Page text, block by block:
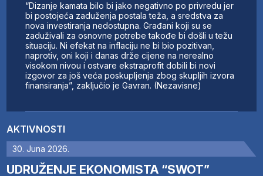
AKTIVNOSTI
30. Juna 2026.
UDRUŽENJE EKONOMISTA “SWOT”
“Dizanje kamata bilo bi jako negativno po privredu jer
bi postojeća zaduženja postala teža, a sredstva za
nova investiranja nedostupna. Građani koji su se
zaduživali za osnovne potrebe takođe bi došli u težu
situaciju. Ni efekat na inflaciju ne bi bio pozitivan,
naprotiv, oni koji i danas drže cijene na nerealno
visokom nivou i ostvare ekstraprofit dobili bi novi
izgovor za još veća poskupljenja zbog skupljih izvora
finansiranja”, zaključio je Gavran. (Nezavisne)